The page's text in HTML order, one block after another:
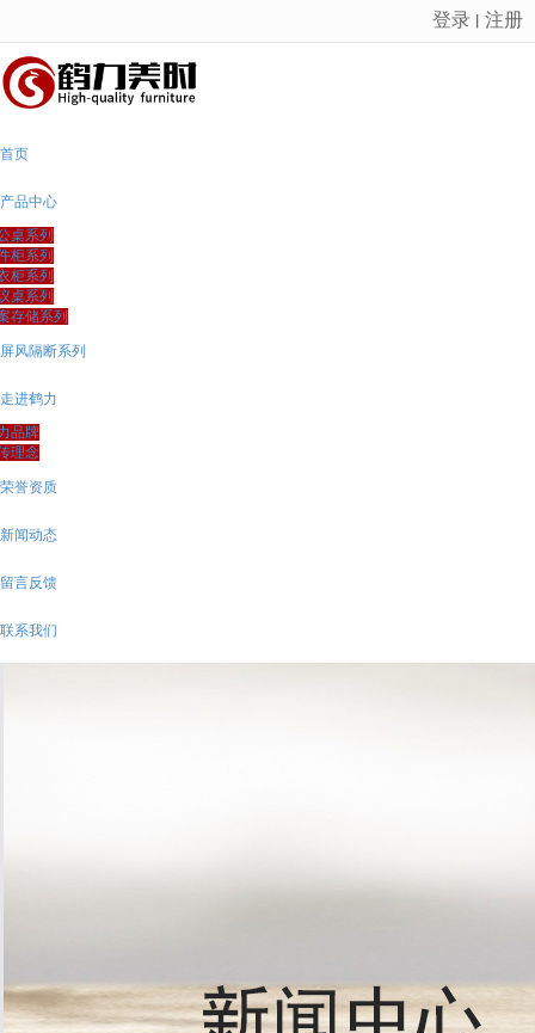
很遗憾，因您的浏览器版本过低导致无法获得最佳浏览体验，推荐下载安装谷歌浏览器！
登录 注册
首页
产品中心
桌系列
柜系列
柜系列
桌系列
存储系列
屏风隔断系列
走进鹤力
品牌
理念
荣誉资质
新闻动态
留言反馈
联系我们